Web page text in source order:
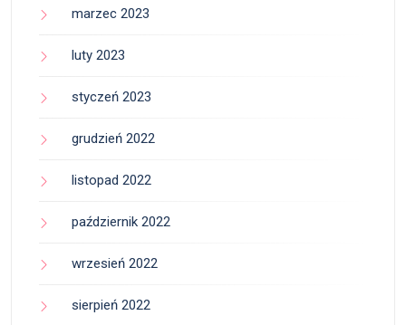
marzec 2023
luty 2023
styczeń 2023
grudzień 2022
listopad 2022
październik 2022
wrzesień 2022
sierpień 2022